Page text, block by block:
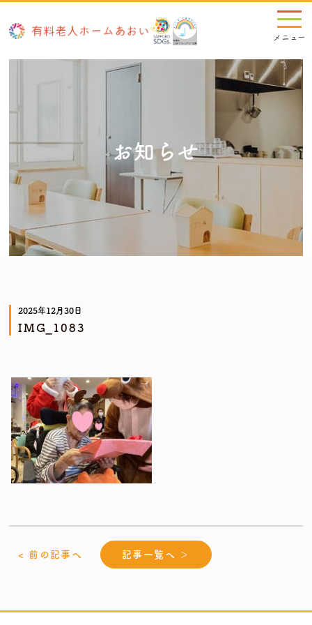
お知らせ
2025年12月30日
IMG_1083
< 前の記事へ 記事一覧へ ＞